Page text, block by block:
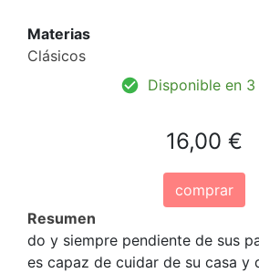
Materias
Clásicos
Disponible en
16,00 €
comprar
Resumen
do y siempre pendiente de sus
es capaz de cuidar de su casa y